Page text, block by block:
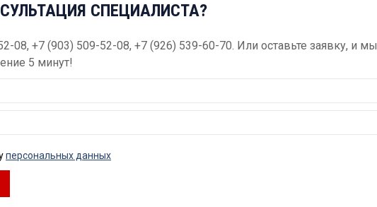
СПЕЦИАЛИСТА?
08, +7 (903) 509-52-08, +7 (926) 539-60-70. Или оставьте заявку, и мы
5 минут!
персональных данных